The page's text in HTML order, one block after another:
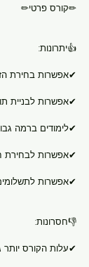
✏קורס פרטי✏
👍יתרונות:
✔אפשרות בחירת
✔אפשרות לבניית
✔לימודים ברמה
✔אפשרות לבחירת
✔אפשרות
👎חסרונות:
✔עלות הקורס יותר